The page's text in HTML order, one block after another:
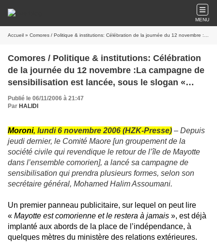
MENU
Accueil » Comores / Politique & institutions: Célébration de la journée du 12 novembre :La campagne de sensibilisation est lancée, sous le slogan « Mayotte est comorienne et le restera »
Comores / Politique & institutions: Célébration
de la journée du 12 novembre :La campagne de
sensibilisation est lancée, sous le slogan «
Mayotte est comorienne et le restera »
Publié le 06/11/2006 à 21:47
Par HALIDI
Moroni, lundi 6 novembre 2006 (HZK-Presse) – Depuis
jeudi dernier, le Comité Maore [un groupement de la
société civile qui revendique le retour de l’île de Mayotte
dans l’ensemble comorien], a lancé sa campagne de
sensibilisation qui prendra plusieurs formes, selon son
secrétaire général, Mohamed Halim Assoumani.
Un premier panneau publicitaire, sur lequel on peut lire
« Mayotte est comorienne et le restera à jamais », est déjà
implanté aux abords de la place de l’indépendance, à
quelques mètres du ministère des relations extérieures.